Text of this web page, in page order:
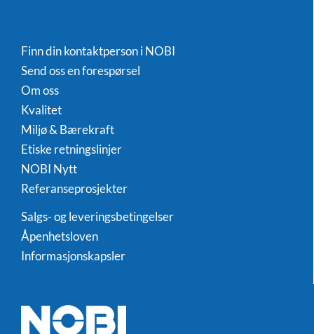
Finn din kontaktperson i NOBI
Send oss en forespørsel
Om oss
Kvalitet
Miljø & Bærekraft
Etiske retningslinjer
NOBI Nytt
Referanseprosjekter
Salgs- og leveringsbetingelser
Åpenhetsloven
Informasjonskapsler